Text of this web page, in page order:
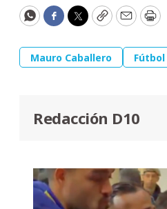
WhatsApp
Facebook
Twitter
CopyEmail
Mauro Caballero
Redacción D10